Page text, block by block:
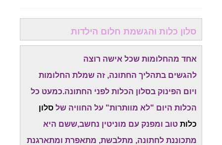
סלון כלות והגשמת חלום הילדות
אחד מהחלומות שכל אישה רוצה
להגשים בתהליך החתונה, זה שמלת החלומות
ויום הפינוק בסלון הכלות לפני החתונה.כמעט כל
הכלות היום "לא מוותרות" על החוויה של סלון
כלות טוב ומפנק עם מוניטין נחשב,ששם היא
מתכוננת לחתונה, מתלבשת, מתאפרת ומתארגנת